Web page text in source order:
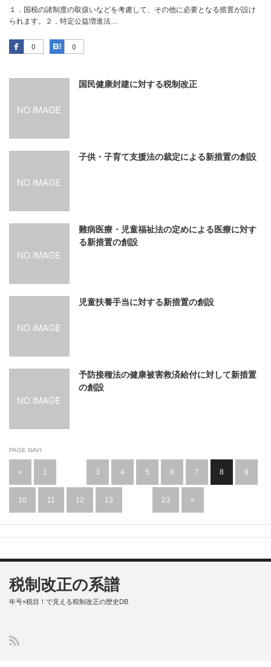
１．国税の諸制度の取扱いなどを考慮して、その他に必要となる措置が設け
られます。２．特定公益増進法…
0
Facebook 0
はてなブックマーク
国民健康封建に対する税制改正
子供・子育て支援法の裁定による新措置の創設
難病医療・児童福祉法の定めによる医療に対す
る新措置の創設
児童扶養手当に対する新措置の創設
予防接種法の健康被害救済給付に対して新措置
の創設
PAGE NAVI
« 1 3 4 5 6 7 8 9
10 11 12 13 23 »
税制改正の系譜
年号×税目！で見える税制改正の歴史DB